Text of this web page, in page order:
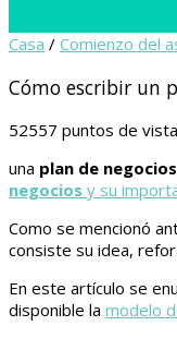
Casa / Comienzo del
Cómo escribir un
52557 puntos de vista
una plan de negocios
negocios y su
Como se mencionó
consiste su idea,
En este artículo se
disponible la modelo